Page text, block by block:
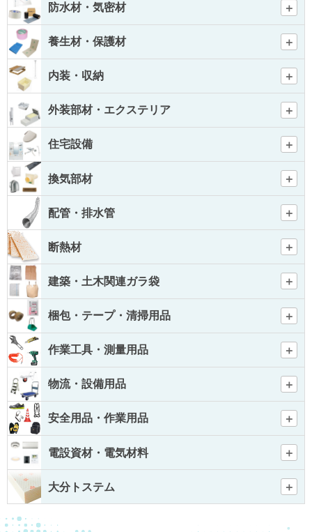
防水材・気密材
養生材・保護材
内装・収納
外装部材・エクステリア
住宅設備
換気部材
配管・排水管
断熱材
建築・土木関連ガラ袋
梱包・テープ・清掃用品
作業工具・測量用品
物流・設備用品
安全用品・作業用品
電設資材・電気材料
大分トステム